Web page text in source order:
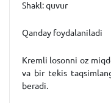
Shakl: quvur
Qanday foydalaniladi
Kremli losonni oz
va bir tekis
beradi.